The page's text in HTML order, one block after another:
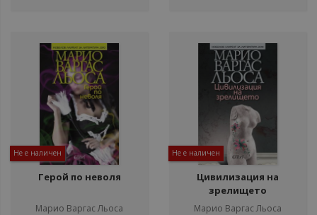
Не е наличен
Герой по неволя
Марио Варгас Льоса
Не е наличен
Цивилизация на
зрелището
Марио Варгас Льоса